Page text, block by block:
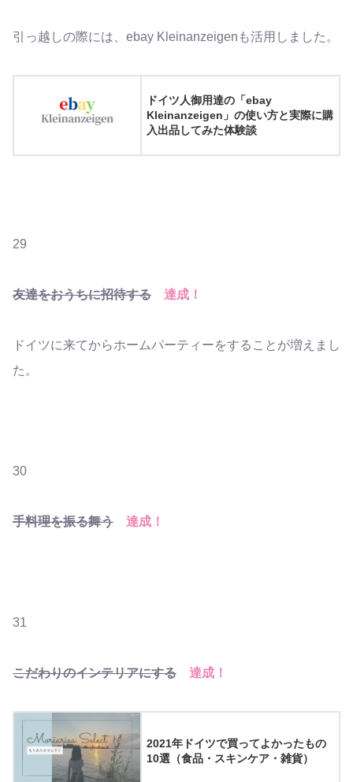
引っ越しの際には、ebay Kleinanzeigenも活用しました。
ドイツ人御用達の「ebay
Kleinanzeigen」の使い方と実際に購
入出品してみた体験談
29
友達をおうちに招待する 達成！
ドイツに来てからホームパーティーをすることが増えまし
た。
30
手料理を振る舞う 達成！
31
こだわりのインテリアにする 達成！
2021年ドイツで買ってよかったもの
10選（食品・スキンケア・雑貨）